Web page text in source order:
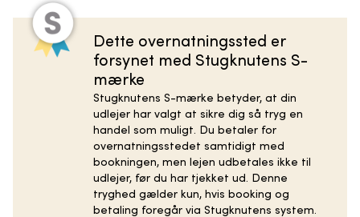
Dette overnatningssted er
forsynet med Stugknutens S-
mærke
Stugknutens S-mærke betyder, at din
udlejer har valgt at sikre dig så tryg en
handel som muligt. Du betaler for
overnatningsstedet samtidigt med
bookningen, men lejen udbetales ikke til
udlejer, før du har tjekket ud. Denne
tryghed gælder kun, hvis booking og
betaling foregår via Stugknutens system.